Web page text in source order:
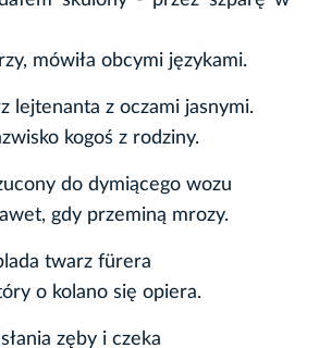
mówiła obcymi językami.
lejtenanta z oczami jasnymi.
kogoś z rodziny.
do dymiącego wozu
gdy przeminą mrozy.
twarz fürera
o kolano się opiera.
zęby i czeka